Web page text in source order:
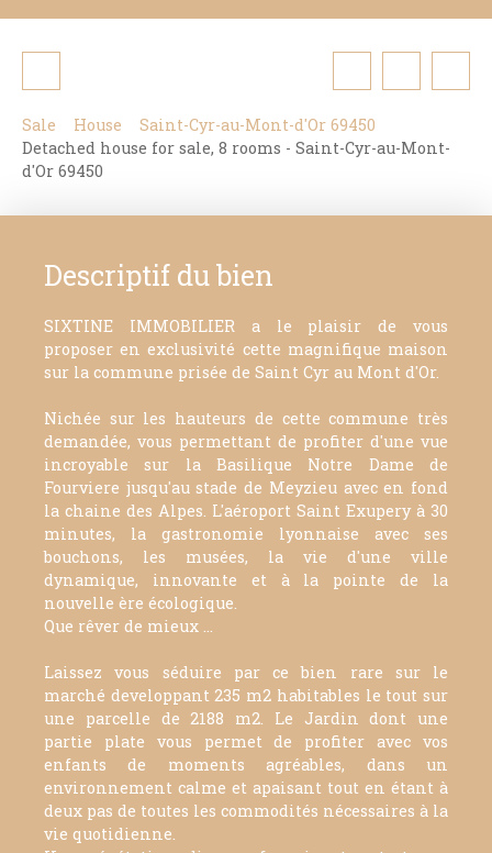
Sale House
Saint-Cyr-au-Mont-d'Or 69450
Detached house for sale, 8 rooms - Saint-Cyr-au-Mont-
d'Or 69450
Descriptif du bien
SIXTINE IMMOBILIER a le plaisir de vous
proposer en exclusivité cette magnifique maison
sur la commune prisée de Saint Cyr au Mont d'Or.
Nichée sur les hauteurs de cette commune très
demandée, vous permettant de profiter d'une vue
incroyable sur la Basilique Notre Dame de
Fourviere jusqu'au stade de Meyzieu avec en fond
la chaine des Alpes. L'aéroport Saint Exupery à 30
minutes, la gastronomie lyonnaise avec ses
bouchons, les musées, la vie d'une ville
dynamique, innovante et à la pointe de la
nouvelle ère écologique.
Que rêver de mieux ...
Laissez vous séduire par ce bien rare sur le
marché developpant 235 m2 habitables le tout sur
une parcelle de 2188 m2. Le Jardin dont une
partie plate vous permet de profiter avec vos
enfants de moments agréables, dans un
environnement calme et apaisant tout en étant à
deux pas de toutes les commodités nécessaires à la
vie quotidienne.